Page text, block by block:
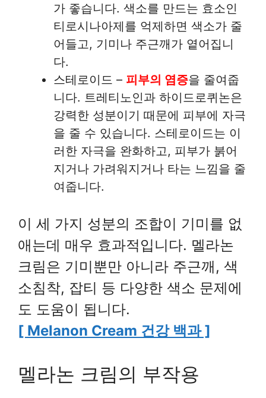
가 좋습니다. 색소를 만드는 효소인
티로시나아제를 억제하면 색소가 줄
어들고, 기미나 주근깨가 옅어집니
다.
스테로이드 – 피부의 염증을 줄여줍
니다. 트레티노인과 하이드로퀴논은
강력한 성분이기 때문에 피부에 자극
을 줄 수 있습니다. 스테로이드는 이
러한 자극을 완화하고, 피부가 붉어
지거나 가려워지거나 타는 느낌을 줄
여줍니다.
이 세 가지 성분의 조합이 기미를 없
애는데 매우 효과적입니다. 멜라논
크림은 기미뿐만 아니라 주근깨, 색
소침착, 잡티 등 다양한 색소 문제에
도 도움이 됩니다.
[ Melanon Cream 건강 백과 ]
멜라논 크림의 부작용